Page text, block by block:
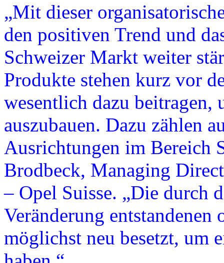
„Mit dieser
den positiven Trend und
Schweizer Markt weiter
Produkte stehen kurz vor
wesentlich dazu beitragen,
auszubauen. Dazu zählen
Ausrichtungen im Bereich
Brodbeck, Managing
– Opel Suisse. „Die durch
Veränderung
möglichst neu besetzt, um